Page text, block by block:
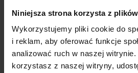
Niniejsza strona korzysta z
Wykorzystujemy pliki cookie do
i reklam, aby oferować funkcje
analizować ruch w naszej
korzystasz z naszej witryny,
PŘÍSTŘEŠKY/ HALY/